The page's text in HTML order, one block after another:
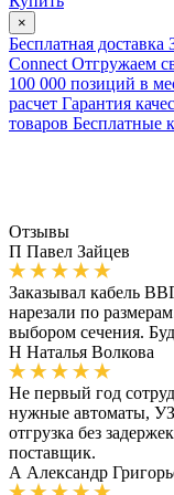
×
Бесплатная доставка
Connect Отгружаем
100 000 позиций в
расчет Гарантия
товаров Бесплатные
Отзывы
П Павел Зайцев
Заказывал кабель
нарезали по
выбором сечения.
Н Наталья Волкова
Не первый год
нужные автоматы,
отгрузка без
поставщик.
А Александр